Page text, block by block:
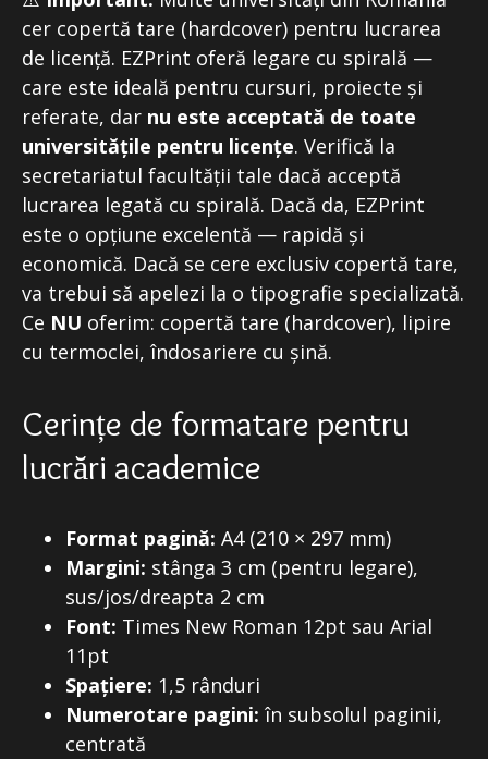
cer copertă tare (hardcover) pentru lucrarea
de licență. EZPrint oferă legare cu spirală —
care este ideală pentru cursuri, proiecte și
referate, dar nu este acceptată de toate
universitățile pentru licențe. Verifică la
secretariatul facultății tale dacă acceptă
lucrarea legată cu spirală. Dacă da, EZPrint
este o opțiune excelentă — rapidă și
economică. Dacă se cere exclusiv copertă tare,
va trebui să apelezi la o tipografie specializată.
Ce NU oferim: copertă tare (hardcover), lipire
cu termoclei, îndosariere cu șină.
Cerințe de formatare pentru
lucrări academice
Format pagină: A4 (210 × 297 mm)
Margini: stânga 3 cm (pentru legare),
sus/jos/dreapta 2 cm
Font: Times New Roman 12pt sau Arial
11pt
Spațiere: 1,5 rânduri
Numerotare pagini: în subsolul paginii,
centrată